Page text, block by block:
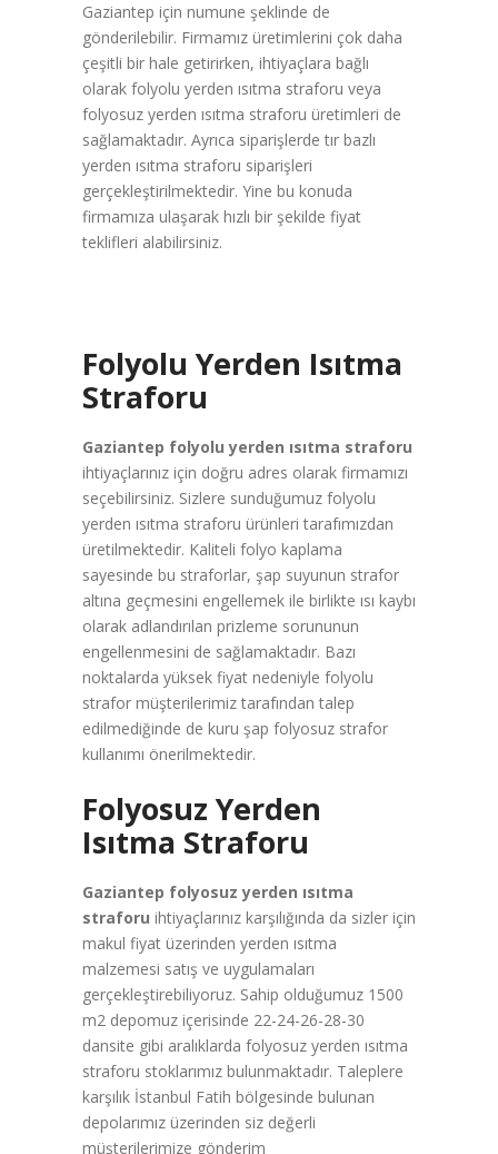
Gaziantep için numune şeklinde de
gönderilebilir. Firmamız üretimlerini çok daha
çeşitli bir hale getirirken, ihtiyaçlara bağlı
olarak folyolu yerden ısıtma straforu veya
folyosuz yerden ısıtma straforu üretimleri de
sağlamaktadır. Ayrıca siparişlerde tır bazlı
yerden ısıtma straforu siparişleri
gerçekleştirilmektedir. Yine bu konuda
firmamıza ulaşarak hızlı bir şekilde fiyat
teklifleri alabilirsiniz.
Folyolu Yerden Isıtma
Straforu
Gaziantep folyolu yerden ısıtma straforu
ihtiyaçlarınız için doğru adres olarak firmamızı
seçebilirsiniz. Sizlere sunduğumuz folyolu
yerden ısıtma straforu ürünleri tarafımızdan
üretilmektedir. Kaliteli folyo kaplama
sayesinde bu straforlar, şap suyunun strafor
altına geçmesini engellemek ile birlikte ısı kaybı
olarak adlandırılan prizleme sorununun
engellenmesini de sağlamaktadır. Bazı
noktalarda yüksek fiyat nedeniyle folyolu
strafor müşterilerimiz tarafından talep
edilmediğinde de kuru şap folyosuz strafor
kullanımı önerilmektedir.
Folyosuz Yerden
Isıtma Straforu
Gaziantep folyosuz yerden ısıtma
straforu ihtiyaçlarınız karşılığında da sizler için
makul fiyat üzerinden yerden ısıtma
malzemesi satış ve uygulamaları
gerçekleştirebiliyoruz. Sahip olduğumuz 1500
m2 depomuz içerisinde 22-24-26-28-30
dansite gibi aralıklarda folyosuz yerden ısıtma
straforu stoklarımız bulunmaktadır. Taleplere
karşılık İstanbul Fatih bölgesinde bulunan
depolarımız üzerinden siz değerli
müşterilerimize gönderim